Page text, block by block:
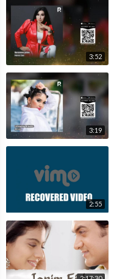
3:52
3:19
2:55